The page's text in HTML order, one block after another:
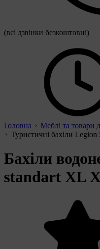
(всі дзвінки безкоштовні)
Головна
Меблі та товари
Туристичні бахіли Legion
Бахіли
standart XL